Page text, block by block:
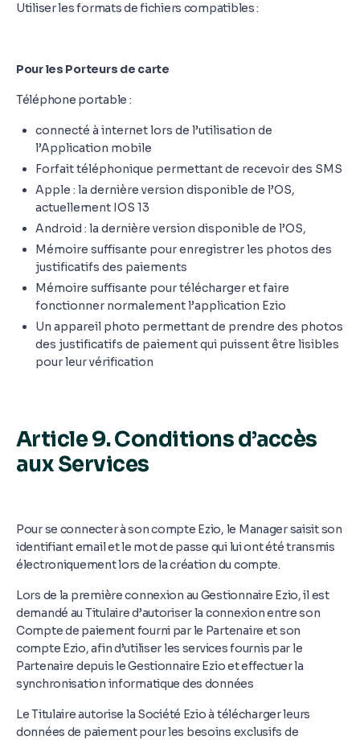
Utiliser les formats de fichiers compatibles :
Pour les Porteurs de carte
Téléphone portable :
connecté à internet lors de l’utilisation de
l’Application mobile
Forfait téléphonique permettant de recevoir des SMS
Apple : la dernière version disponible de l’OS,
actuellement IOS 13
Android : la dernière version disponible de l’OS,
Mémoire suffisante pour enregistrer les photos des
justificatifs des paiements
Mémoire suffisante pour télécharger et faire
fonctionner normalement l’application Ezio
Un appareil photo permettant de prendre des photos
des justificatifs de paiement qui puissent être lisibles
pour leur vérification
Article 9. Conditions d’accès
aux Services
Pour se connecter à son compte Ezio, le Manager saisit son
identifiant email et le mot de passe qui lui ont été transmis
électroniquement lors de la création du compte.
Lors de la première connexion au Gestionnaire Ezio, il est
demandé au Titulaire d’autoriser la connexion entre son
Compte de paiement fourni par le Partenaire et son
compte Ezio, afin d’utiliser les services fournis par le
Partenaire depuis le Gestionnaire Ezio et effectuer la
synchronisation informatique des données
Le Titulaire autorise la Société Ezio à télécharger leurs
données de paiement pour les besoins exclusifs de